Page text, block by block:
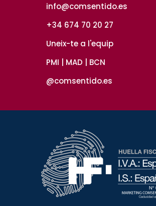
info@comsentido.es
+34 674 70 20 27
Uneix-te a l'equip
PMI | MAD | BCN
@comsentido.es